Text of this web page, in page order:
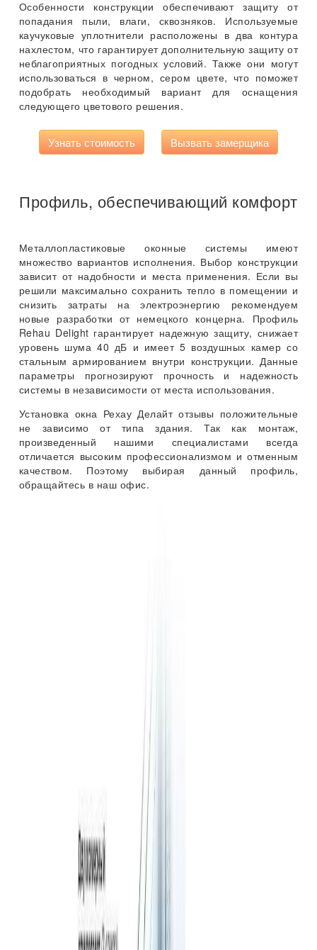
Особенности конструкции обеспечивают защиту от
попадания пыли, влаги, сквозняков. Используемые
каучуковые уплотнители расположены в два контура
нахлестом, что гарантирует дополнительную защиту от
неблагоприятных погодных условий. Также они могут
использоваться в черном, сером цвете, что поможет
подобрать необходимый вариант для оснащения
следующего цветового решения.
Узнать стоимость Вызвать замерщика
Профиль, обеспечивающий комфорт
Металлопластиковые оконные системы имеют
множество вариантов исполнения. Выбор конструкции
зависит от надобности и места применения. Если вы
решили максимально сохранить тепло в помещении и
снизить затраты на электроэнергию рекомендуем
новые разработки от немецкого концерна. Профиль
Rehau Delight гарантирует надежную защиту, снижает
уровень шума 40 дБ и имеет 5 воздушных камер со
стальным армированием внутри конструкции. Данные
параметры прогнозируют прочность и надежность
системы в независимости от места использования.
Установка окна Рехау Делайт отзывы положительные
не зависимо от типа здания. Так как монтаж,
произведенный нашими специалистами всегда
отличается высоким профессионализмом и отменным
качеством. Поэтому выбирая данный профиль,
обращайтесь в наш офис.